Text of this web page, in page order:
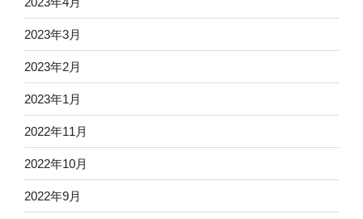
2023年3月
2023年2月
2023年1月
2022年11月
2022年10月
2022年9月